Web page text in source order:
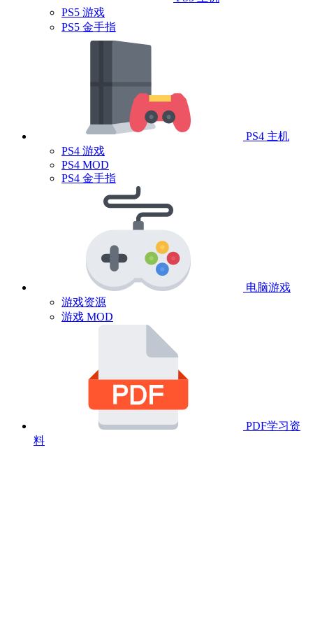
PS5 游戏
PS5 金手指
PS4 主机
PS4 游戏
PS4 MOD
PS4 金手指
电脑游戏
游戏资源
游戏 MOD
PDF学习资
料